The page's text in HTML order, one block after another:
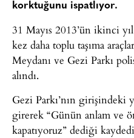
korktuğunu ispatlıyor.
31 Mayıs 2013’ün ikinci
kez daha toplu taşıma
Meydanı ve Gezi Parkı
alındı.
Gezi Parkı’nın girişindeki
girerek “Günün anlam ve
kapatıyoruz” dediği